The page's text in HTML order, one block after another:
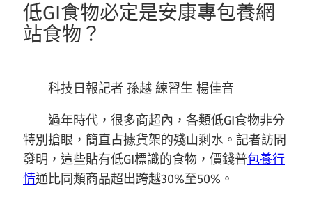
低GI食物必定是安康專包養網
站食物？
科技日報記者 孫越 練習生 楊佳音
過年時代，很多商超內，各類低GI食物非分
特別搶眼，簡直占據貨架的殘山剩水。記者訪問
發明，這些貼有低GI標識的食物，價錢普包養行
情通比同類商品超出跨越30%至50%。